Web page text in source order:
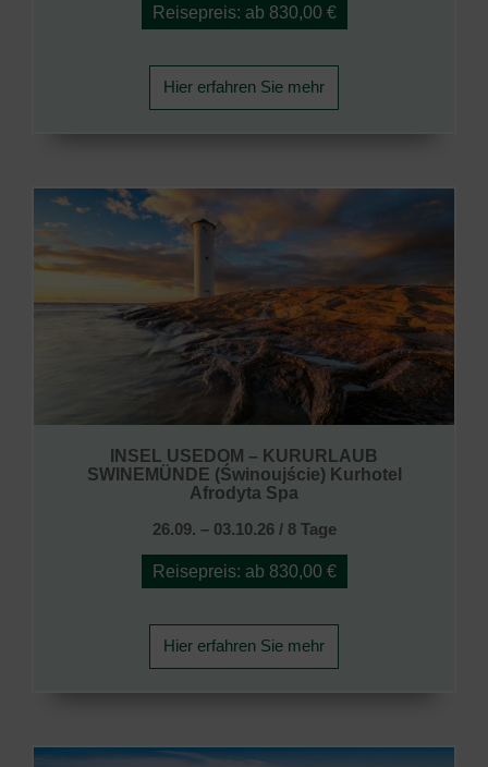
Reisepreis: ab 830,00 €
Hier erfahren Sie mehr
INSEL USEDOM – KURURLAUB
SWINEMÜNDE (Świnoujście) Kurhotel
Afrodyta Spa
26.09. – 03.10.26 / 8 Tage
Reisepreis: ab 830,00 €
Hier erfahren Sie mehr